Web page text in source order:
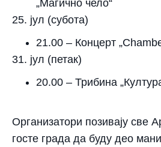
„Магично чело“
25. јул (субота)
21.00 – Концерт
31. јул (петак)
20.00 – Трибина
Организатори позивају све
госте града да буду део